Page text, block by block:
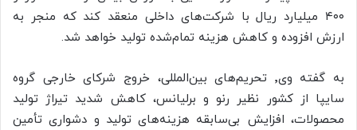
۴۰۰ میلیارد ریال با شرکت‌های داخلی منعقد کند که منجر به
ارزش افزوده و کاهش هزینه تمام‌شده تولید خواهد شد.
به گفته وی٬ تحریم‌های بین‌المللی، خروج شرکای خارجی گروه
سایپا از کشور نظیر رنو و برلیانس، کاهش شدید تیراژ تولید
محصولات، افزایش بی‌سابقه هزینه‌های تولید و دشواری تأمین